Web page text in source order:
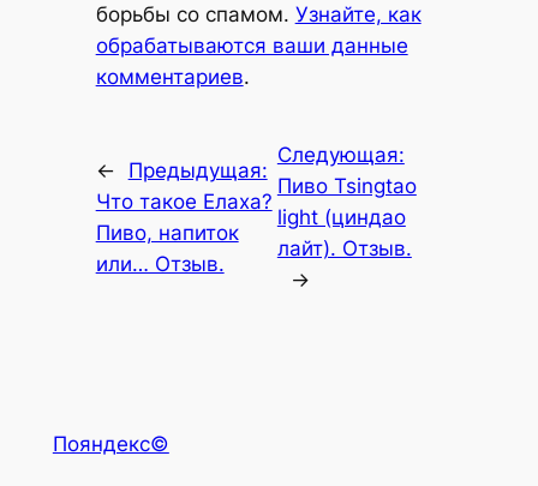
борьбы со спамом. Узнайте, как
обрабатываются ваши данные
комментариев.
←
Предыдущая:
Что такое Елаха?
Пиво, напиток
или… Отзыв.
Следующая:
Пиво Tsingtao
light (циндао
лайт). Отзыв.
→
Пояндекс©